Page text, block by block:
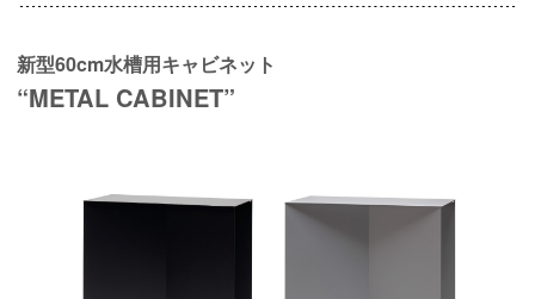
新型60cm水槽用キャビネット
“METAL CABINET”